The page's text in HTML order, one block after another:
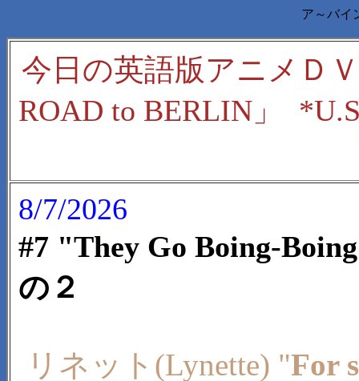
ア～バイ
今日の英語版アニメＤ
ROAD to BERLIN」
8/7/2026
#7 "They Go Boing-
の２
リネット(Lynette) "For